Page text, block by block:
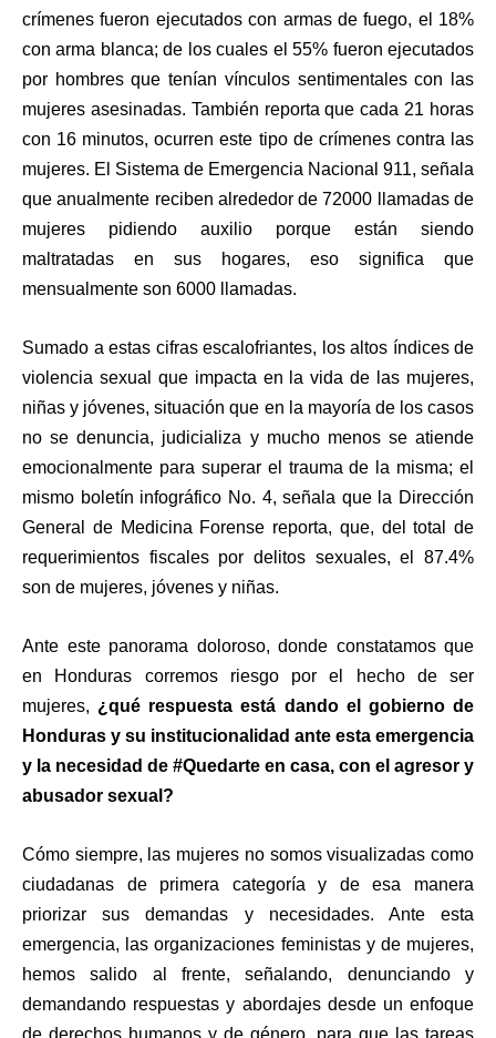
crímenes fueron ejecutados con armas de fuego, el 18%
con arma blanca; de los cuales el 55% fueron ejecutados
por hombres que tenían vínculos sentimentales con las
mujeres asesinadas. También reporta que cada 21 horas
con 16 minutos, ocurren este tipo de crímenes contra las
mujeres. El Sistema de Emergencia Nacional 911, señala
que anualmente reciben alrededor de 72000 llamadas de
mujeres pidiendo auxilio porque están siendo
maltratadas en sus hogares, eso significa que
mensualmente son 6000 llamadas.
Sumado a estas cifras escalofriantes, los altos índices de
violencia sexual que impacta en la vida de las mujeres,
niñas y jóvenes, situación que en la mayoría de los casos
no se denuncia, judicializa y mucho menos se atiende
emocionalmente para superar el trauma de la misma; el
mismo boletín infográfico No. 4, señala que la Dirección
General de Medicina Forense reporta, que, del total de
requerimientos fiscales por delitos sexuales, el 87.4%
son de mujeres, jóvenes y niñas.
Ante este panorama doloroso, donde constatamos que
en Honduras corremos riesgo por el hecho de ser
mujeres, ¿qué respuesta está dando el gobierno de
Honduras y su institucionalidad ante esta emergencia
y la necesidad de #Quedarte en casa, con el agresor y
abusador sexual?
Cómo siempre, las mujeres no somos visualizadas como
ciudadanas de primera categoría y de esa manera
priorizar sus demandas y necesidades. Ante esta
emergencia, las organizaciones feministas y de mujeres,
hemos salido al frente, señalando, denunciando y
demandando respuestas y abordajes desde un enfoque
de derechos humanos y de género, para que las tareas